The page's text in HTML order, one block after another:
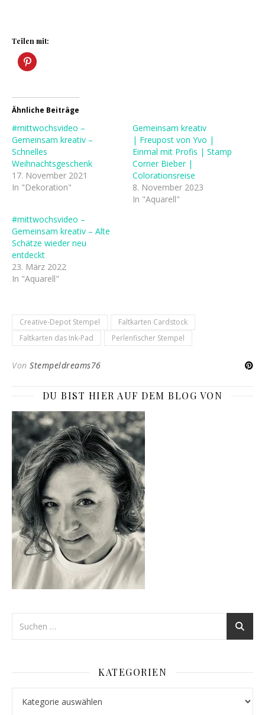
Teilen mit:
Ähnliche Beiträge
#mittwochsvideo –
Gemeinsam kreativ –
Schnelles
Weihnachtsgeschenk
17. November 2021
In "Dekoration"
Gemeinsam kreativ
| Freupost von Yvo |
Einmal mit Profis | Stamp
Corner Bieber |
Colorationsreise
8. November 2023
In "Aquarell"
#mittwochsvideo –
Gemeinsam kreativ – Alte
Schätze wieder neu
entdeckt
23. März 2022
In "Aquarell"
Creative-Depot Stempel
Faltkarten Cardstock
Faltkarten das Ink-Pad
Perlenfischer Stempel
Von Stempeldreams76
DU BIST HIER AUF DEM BLOG VON
KATEGORIEN